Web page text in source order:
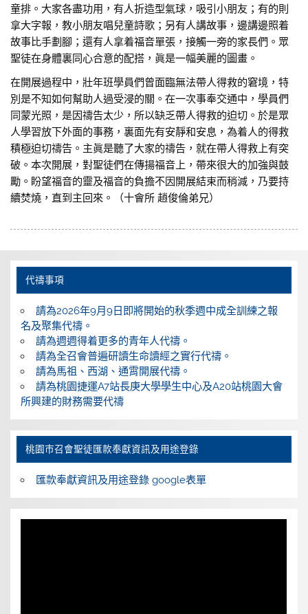
童排。大家各盡功用，有人折造型氣球，吸引小朋友；有的則
拿大字報，教小朋友唱兒童詩歌；另有人講故事，邊講邊照着
故事比手劃腳；還有人拿着福音單張，接觸一旁的家長們。眾
聖徒在身體裏同心合意的配搭，眞是一幅美麗的圖畫。
在開展過程中，壯年班學員們曾面臨無法帶人得救的窘境，特
別是不知如何幫助人過受浸的關。在一次事奉交通中，學員們
同蒙光照，是因禱告太少，所以缺乏帶人得救的迫切。於是眾
人學習放下外面的事務，裏面先有安靜和安息，為着人的得救
積極迫切禱告。主眞是聽了大家的禱告，就在帶人得救上有突
破。本次開展，對聖徒們在傳揚福音上，帶來很大的加強與鼓
勵。盼望福音的靈及福音的負擔不因開展結束而稍減，乃要持
續焚燒，直到主回來。（十會所 趙俊倫弟兄）
代禱事項
請為2026年9月9日即將開始的秋季週中成全訓練之報
名及聚集代禱。
請為週週得着更多的青年人代禱。
請為全召會普遍研讀生命讀經之實行代禱。
請為馬祖、西湖、通霄開展代禱。
請為桃園捷運A7站長庚大學學生中心及A20站桃園大會
所興建的財務需要代禱
桃園巿召會聖徒匯款奉獻資訊及用途登錄
匯款奉獻資訊及用途登錄 google表單